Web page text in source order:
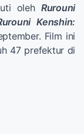
oleh Rurouni
Kenshin:
Film ini
47 prefektur di